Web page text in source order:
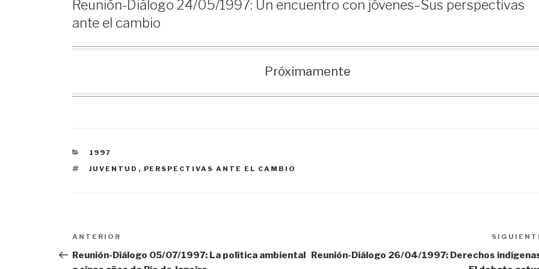
Reunión-Diálogo 24/05/1997: Un encuentro con jóvenes–Sus perspectivas
ante el cambio
Próximamente
CATEGORÍAS
1997
ETIQUETAS
JUVENTUD , PERSPECTIVAS ANTE EL CAMBIO
Navegación
Entrada
anterior:
ANTERIOR
Reunión-Diálogo 05/07/1997: La política ambiental Reunión-Diálogo 26/04/1997: Derechos